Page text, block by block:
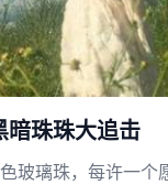
暗珠珠大追击
玻璃珠，每许一个